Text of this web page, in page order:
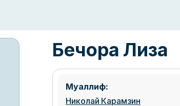
Бечора Лиза
Муаллиф:
Николай Карамзин